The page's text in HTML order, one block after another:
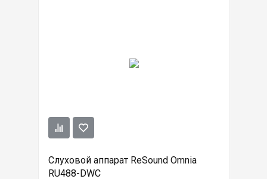
Слуховой аппарат ReSound Omnia
RU488-DWC